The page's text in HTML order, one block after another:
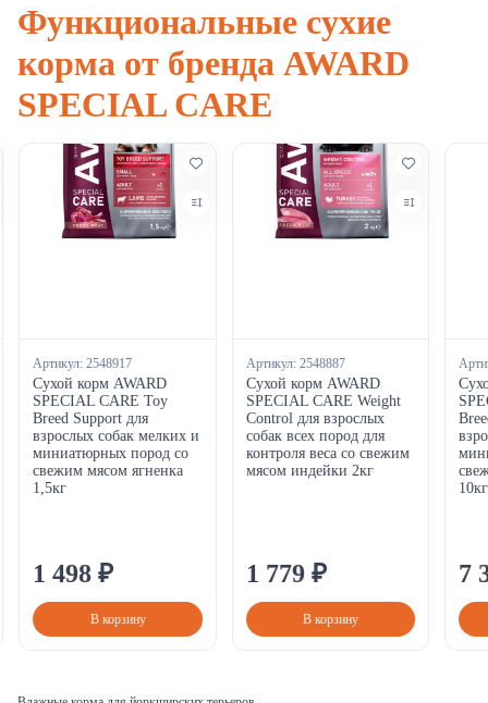
Функциональные сухие
корма от бренда AWARD
SPECIAL CARE
Артикул: 2548917
Сухой корм AWARD
SPECIAL CARE Toy
Breed Support для
взрослых собак мелких и
миниатюрных пород со
свежим мясом ягненка
1,5кг
1 498 ₽
В корзину
Артикул: 2548887
Сухой корм AWARD
SPECIAL CARE Weight
Control для взрослых
собак всех пород для
контроля веса со свежим
мясом индейки 2кг
1 779 ₽
В корзину
10кг
7